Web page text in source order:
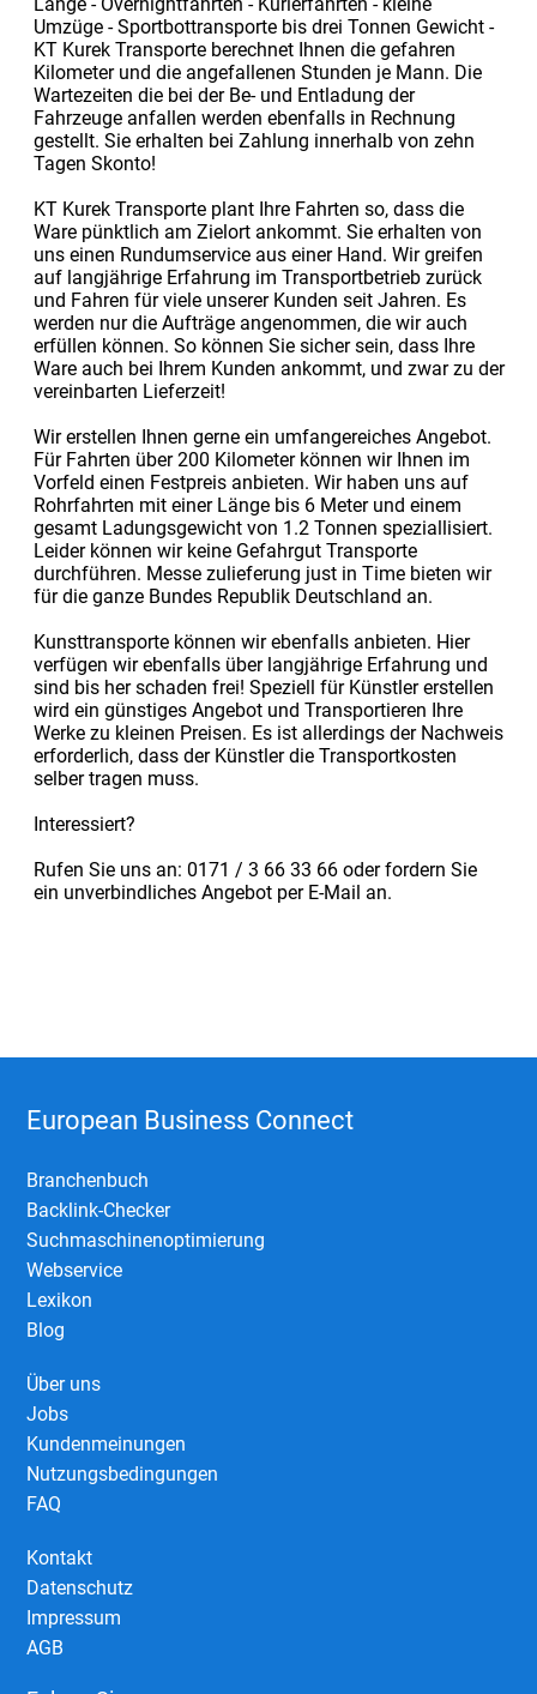
Umzüge - Sportbottransporte bis drei Tonnen Gewicht -
KT Kurek Transporte berechnet Ihnen die gefahren
Kilometer und die angefallenen Stunden je Mann. Die
Wartezeiten die bei der Be- und Entladung der
Fahrzeuge anfallen werden ebenfalls in Rechnung
gestellt. Sie erhalten bei Zahlung innerhalb von zehn
Tagen Skonto!
KT Kurek Transporte plant Ihre Fahrten so, dass die
Ware pünktlich am Zielort ankommt. Sie erhalten von
uns einen Rundumservice aus einer Hand. Wir greifen
auf langjährige Erfahrung im Transportbetrieb zurück
und Fahren für viele unserer Kunden seit Jahren. Es
werden nur die Aufträge angenommen, die wir auch
erfüllen können. So können Sie sicher sein, dass Ihre
Ware auch bei Ihrem Kunden ankommt, und zwar zu der
vereinbarten Lieferzeit!
Wir erstellen Ihnen gerne ein umfangereiches Angebot.
Für Fahrten über 200 Kilometer können wir Ihnen im
Vorfeld einen Festpreis anbieten. Wir haben uns auf
Rohrfahrten mit einer Länge bis 6 Meter und einem
gesamt Ladungsgewicht von 1.2 Tonnen speziallisiert.
Leider können wir keine Gefahrgut Transporte
durchführen. Messe zulieferung just in Time bieten wir
für die ganze Bundes Republik Deutschland an.
Kunsttransporte können wir ebenfalls anbieten. Hier
verfügen wir ebenfalls über langjährige Erfahrung und
sind bis her schaden frei! Speziell für Künstler erstellen
wird ein günstiges Angebot und Transportieren Ihre
Werke zu kleinen Preisen. Es ist allerdings der Nachweis
erforderlich, dass der Künstler die Transportkosten
selber tragen muss.
Interessiert?
Rufen Sie uns an: 0171 / 3 66 33 66 oder fordern Sie
ein unverbindliches Angebot per E-Mail an.
European Business Connect
Branchenbuch
Backlink-Checker
Suchmaschinenoptimierung
Webservice
Lexikon
Blog
Über uns
Jobs
Kundenmeinungen
Nutzungsbedingungen
FAQ
Kontakt
Datenschutz
Impressum
AGB